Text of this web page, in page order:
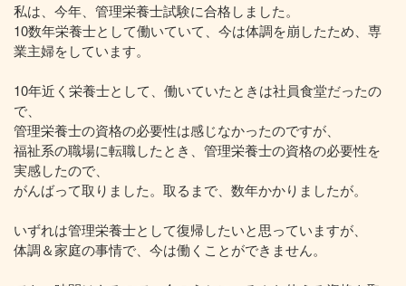
私は、今年、管理栄養士試験に合格しました。
10数年栄養士として働いていて、今は体調を崩したため、専
業主婦をしています。
10年近く栄養士として、働いていたときは社員食堂だったの
で、
管理栄養士の資格の必要性は感じなかったのですが、
福祉系の職場に転職したとき、管理栄養士の資格の必要性を
実感したので、
がんばって取りました。取るまで、数年かかりましたが。
いずれは管理栄養士として復帰したいと思っていますが、
体調＆家庭の事情で、今は働くことができません。